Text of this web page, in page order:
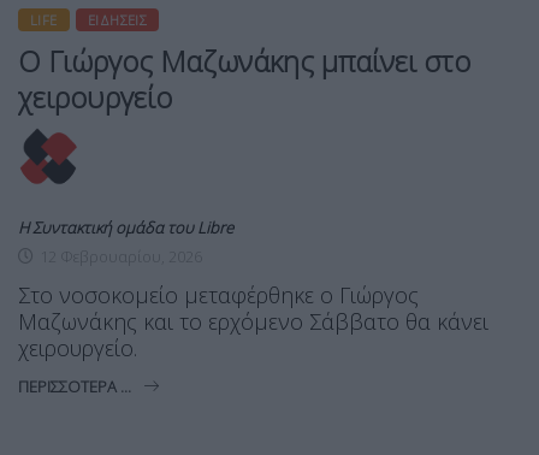
LIFE ΕΙΔΉΣΕΙΣ
Ο Γιώργος Μαζωνάκης μπαίνει στο
χειρουργείο
Η Συντακτική ομάδα του Libre
Στο νοσοκομείο μεταφέρθηκε ο Γιώργος
Μαζωνάκης και το ερχόμενο Σάββατο θα κάνει
χειρουργείο.
ΠΕΡΙΣΣΌΤΕΡΑ ...